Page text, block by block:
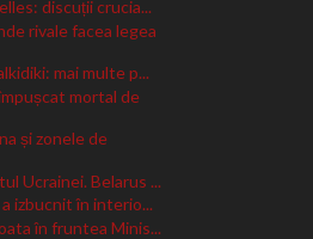
discuții crucia...
rivale facea legea
mai multe p...
mortal de
și zonele de
Ucrainei. Belarus ...
izbucnit în interio...
în fruntea Minis...